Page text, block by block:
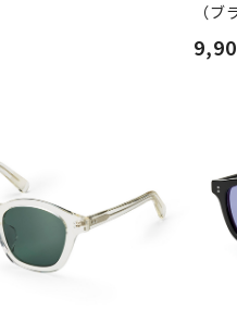
（ブ